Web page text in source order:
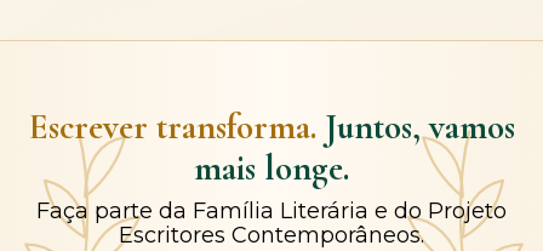
Escrever transforma. Juntos, vamos
mais longe.
Faça parte da Família Literária e do Projeto
Escritores Contemporâneos.